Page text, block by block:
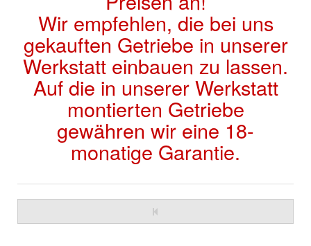
Wir empfehlen, die bei uns
gekauften Getriebe in unserer
Werkstatt einbauen zu lassen.
Auf die in unserer Werkstatt
montierten Getriebe
gewähren wir eine 18-
monatige Garantie.